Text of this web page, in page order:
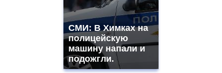
СМИ: В Химках на
полицейскую
машину напали и
подожгли.